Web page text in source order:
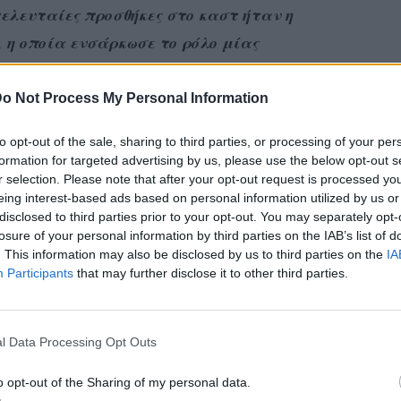
Not Process My Personal Information
opt-out of the sale, sharing to third parties, or processing of your
for targeted advertising by us, please use the below opt-out
selection. Please note that after your opt-out request is processed
interest-based ads based on personal information utilized by us
to third parties prior to your opt-out. You may separately
of your personal information by third parties on the IAB’s list of
This information may also be disclosed by us to third parties on the
Participants that may further disclose it to other third parties.
Data Processing Opt Outs
opt-out of the Sharing of my personal data.
προσθήκες στο καστ ήταν η
η οποία ενσάρκωσε το ρόλο μίας
να «μπλέκεται» με τον Στέφανο
σιγά-σιγά και η Χριστίνα αποχωρεί
μάλιστα, πραγματοποίησε το τελευταία
και φωτογραφήθηκε μαζί με τους
που εργάζονται πίσω από τις κάμερες.
δημοσίευσε στον προσωπικό της
στιγμιότυπο, γράφοντας στη
έτσι έκλεισε το μίνι επαγγελματικό
“Τατουάζ” σε ένα υπέροχο μέρος της
(ένα μέρος της ομάδας)